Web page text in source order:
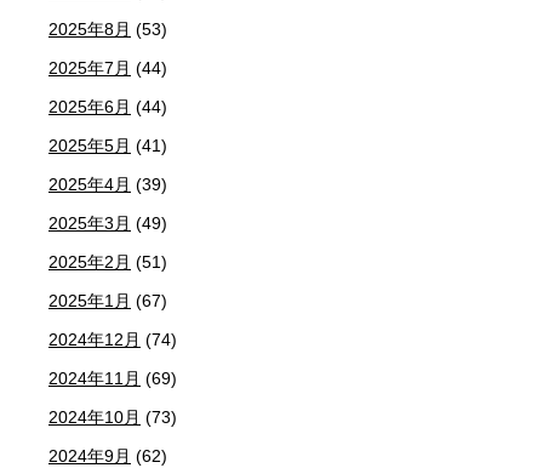
2025年8月 (53)
2025年7月 (44)
2025年6月 (44)
2025年5月 (41)
2025年4月 (39)
2025年3月 (49)
2025年2月 (51)
2025年1月 (67)
2024年12月 (74)
2024年11月 (69)
2024年10月 (73)
2024年9月 (62)